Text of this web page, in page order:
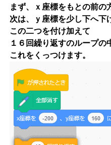
まず、ｘ座標をもとの前の
次は、ｙ座標を少し下へ下
この二つを付け加えて
１６回繰り返すのループの
これをくっつけます。